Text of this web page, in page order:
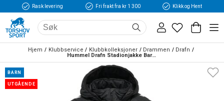
Rask levering Fri frakt fra kr 1 300 Klikk og Hent
Hjem Klubbservice Klubbkolleksjoner Drammen
Drafn
Hummel Drafn Stadionjakke Barn Sort
BARN
UTGÅENDE